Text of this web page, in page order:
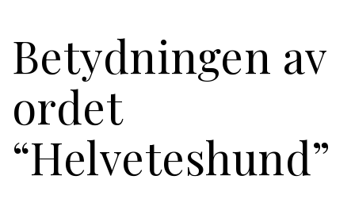
Betydningen av
ordet
“Helveteshund”